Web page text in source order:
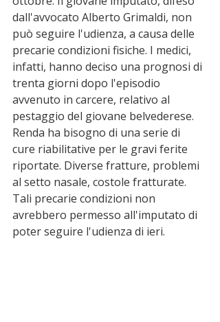
dall'avvocato Alberto Grimaldi, non
può seguire l'udienza, a causa delle
precarie condizioni fisiche. I medici,
infatti, hanno deciso una prognosi di
trenta giorni dopo l'episodio
avvenuto in carcere, relativo al
pestaggio del giovane belvederese.
Renda ha bisogno di una serie di
cure riabilitative per le gravi ferite
riportate. Diverse fratture, problemi
al setto nasale, costole fratturate.
Tali precarie condizioni non
avrebbero permesso all'imputato di
poter seguire l'udienza di ieri.